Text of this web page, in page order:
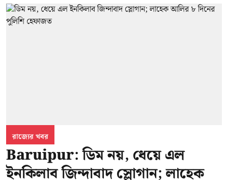
রাজ্যের খবর
Baruipur: ডিম নয়, ধেয়ে এল
ইনকিলাব জিন্দাবাদ স্লোগান; লাহেক